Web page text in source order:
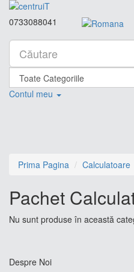
0733088041
Contul meu
Prima Pagina Calculatoare
Pachet
Nu sunt produse în această
Despre Noi